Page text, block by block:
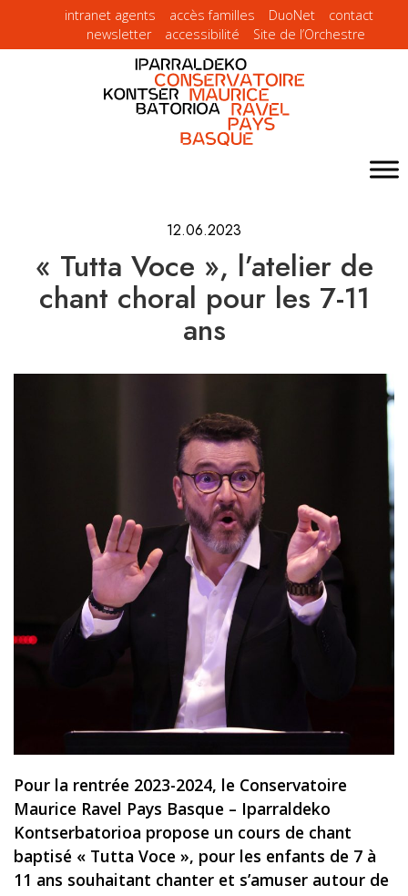
intranet agents accès familles DuoNet
contact
newsletter
accessibilité Site de l’Orchestre
12.06.2023
« Tutta Voce », l’atelier de
chant choral pour les 7-11
ans
Pour la rentrée 2023-2024, le Conservatoire
Maurice Ravel Pays Basque – Iparraldeko
Kontserbatorioa propose un cours de chant
baptisé « Tutta Voce », pour les enfants de 7 à
11 ans souhaitant chanter et s’amuser autour de